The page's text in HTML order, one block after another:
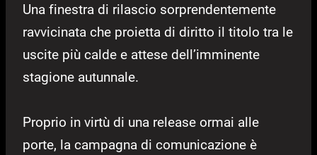
Una finestra di rilascio sorprendentemente
ravvicinata che proietta di diritto il titolo tra le
uscite più calde e attese dell’imminente
stagione autunnale.
Proprio in virtù di una release ormai alle
porte, la campagna di comunicazione è